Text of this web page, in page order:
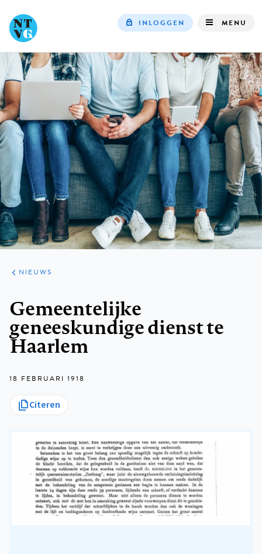
navigation
INLOGGEN MENU
ARTIKELEN
HET
KORT
NIEUWS
Gemeentelijke
geneeskundige dienst te
Haarlem
18 FEBRUARI 1918
Citeren